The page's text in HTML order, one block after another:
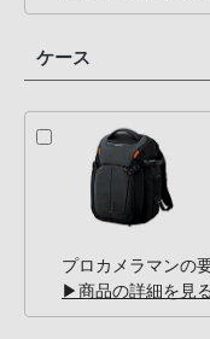
ケース
プロカメラマンの
▶商品の詳細を見る